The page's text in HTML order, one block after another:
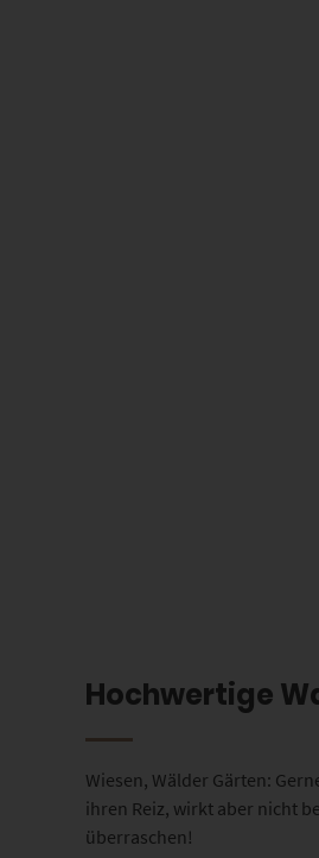
Hochwertige
Wiesen, Wälder Gärten:
ihren Reiz, wirkt aber nicht
überraschen!